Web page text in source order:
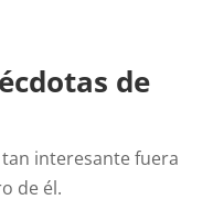
de
interesante fuera
de él.